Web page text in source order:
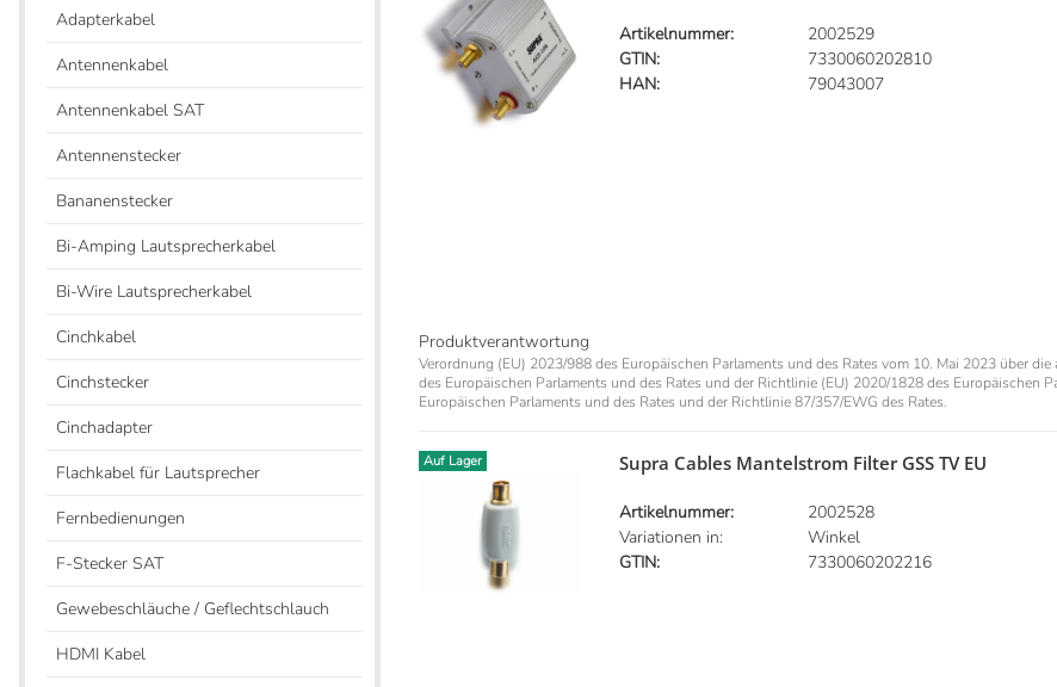
Artikelnummer:
2002529
GTIN:
7330060202810
HAN:
79043007
Produktverantwortung
Verordnung (EU) 2023/988 des Europäischen Parlaments und des Rates vom 10. Mai 2023 über
des Europäischen Parlaments und des Rates und der Richtlinie (EU) 2020/1828 des Europäischen
Europäischen Parlaments und des Rates und der Richtlinie 87/357/EWG des Rates.
Auf Lager
Auf Lager Supra Cables Mantelstrom Filter GSS TV EU
Artikelnummer:
2002528
Variationen in:
Winkel
GTIN:
7330060202216
Adapterkabel
Antennenkabel
Antennenkabel SAT
Antennenstecker
Bananenstecker
Bi-Amping Lautsprecherkabel
Bi-Wire Lautsprecherkabel
Cinchkabel
Cinchstecker
Cinchadapter
Flachkabel für Lautsprecher
Fernbedienungen
F-Stecker SAT
Gewebeschläuche / Geflechtschlauch
HDMI Kabel